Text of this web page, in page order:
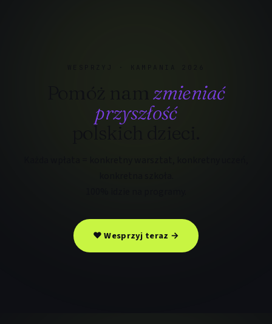
Pomóż namzmieniać
przyszłość
polskich dzieci.
❤ Wesprzyj teraz →